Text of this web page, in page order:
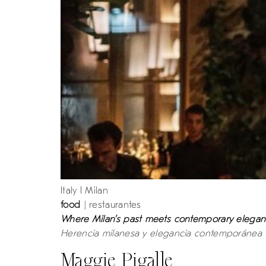
Italy I Milan
food
| restaurantes
Where Milan’s past meets contemporary
Herencia milanesa y elegancia contemporánea
Maggie Pigalle